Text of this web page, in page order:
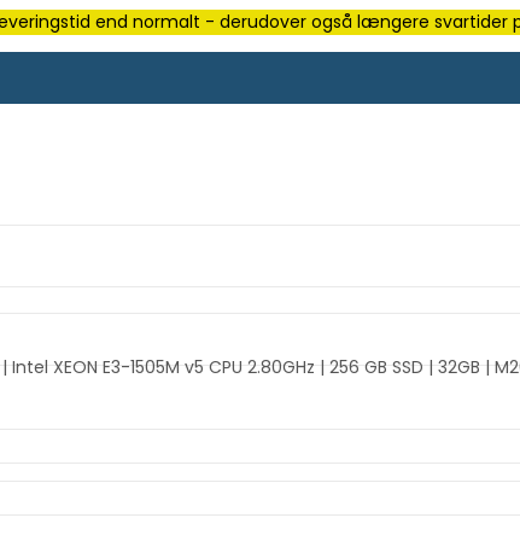
end normalt - derudover også længere svartider
Intel XEON E3-1505M v5 CPU 2.80GHz | 256 GB SSD | 32GB |